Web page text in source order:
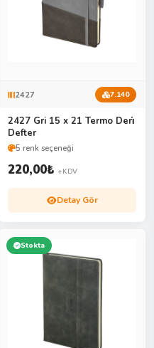
2427 7.140
2427 Gri 15 x 21 Termo Deri̇
Defter
5 renk seçeneği
220,00₺ +KDV
Detay Gör
Stokta